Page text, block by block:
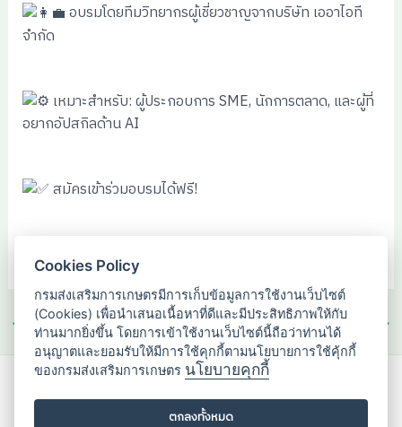
อบรมโดยทีมวิทยากรผู้เชี่ยวชาญจากบริษัท เออาไอที
จำกัด
เหมาะสำหรับ: ผู้ประกอบการ SME, นักการตลาด, และผู้ที่
อยากอัปสกิลด้าน AI
สมัครเข้าร่วมอบรมได้ฟรี!
สแกน QR Code บนโปสเตอร์หรือโทร 1357
← Previous เรื่อง Next เรื่อง →
กองส่งเสริมวิสาหกิจชุมชน
2143/1 ถนนพหลโยธิน แขวงลาดยาว
Cookies Policy
กรมส่งเสริมการเกษตรมีการเก็บข้อมูลการใช้งานเว็บไซต์
(Cookies) เพื่อนำเสนอเนื้อหาที่ดีและมีประสิทธิภาพให้กับ
ท่านมากยิ่งขึ้น โดยการเข้าใช้งานเว็บไซต์นี้ถือว่าท่านได้
อนุญาตและยอมรับให้มีการใช้คุกกี้ตามนโยบายการใช้คุ้กกี้
ของกรมส่งเสริมการเกษตร นโยบายคุกกี้
ตกลงทั้งหมด